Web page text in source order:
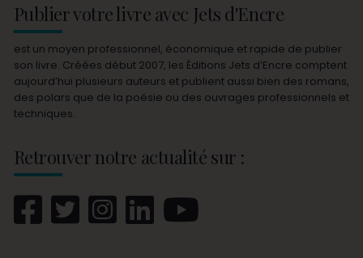
Publier votre livre avec Jets d'Encre
est un moyen professionnel, économique et rapide de publier
son livre. Créées début 2007, les Éditions Jets d’Encre comptent
aujourd’hui plusieurs auteurs et publient aussi bien des romans,
des polars que de la poésie ou des ouvrages professionnels et
techniques.
Retrouver notre actualité sur :